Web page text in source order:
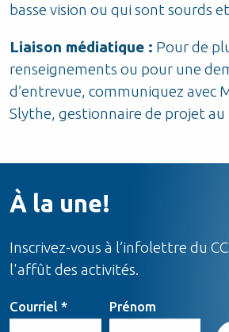
basse vision ou qui sont sourds
Liaison médiatique : Pour de
renseignements ou pour une
d’entrevue, communiquez avec
Slythe, gestionnaire de projet
À la une!
Inscrivez-vous à l’infolettre du
l'affût des activités.
Courriel * Prénom